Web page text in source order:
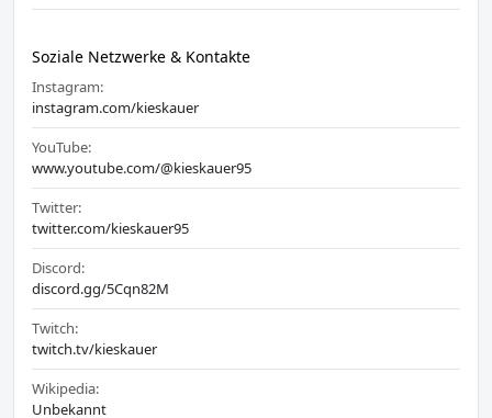
Soziale Netzwerke & Kontakte
Instagram:
instagram.com/kieskauer
YouTube:
www.youtube.com/@kieskauer95
Twitter:
twitter.com/kieskauer95
Discord:
discord.gg/5Cqn82M
Twitch:
twitch.tv/kieskauer
Wikipedia:
Unbekannt